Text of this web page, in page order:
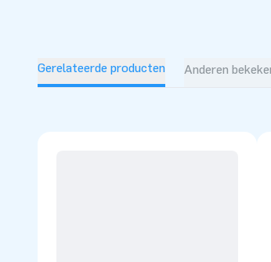
Gerelateerde producten Anderen